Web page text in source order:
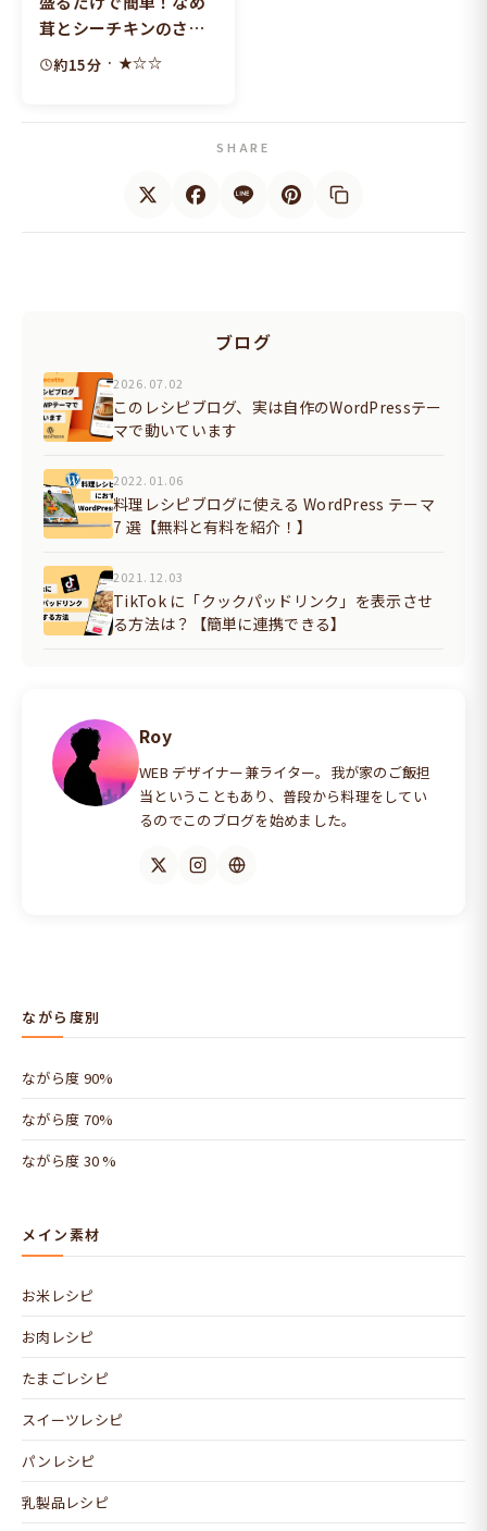
茸とシーチキンのさっ
ぱり和風パスタ
約15分 · ★☆☆
SHARE
ブログ
2026.07.02
このレシピブログ、実は自作のWordPressテー
マで動いています
2022.01.06
料理レシピブログに使える WordPress テーマ
7 選【無料と有料を紹介！】
2021.12.03
TikTok に「クックパッドリンク」を表示させ
る方法は？【簡単に連携できる】
Roy
WEB デザイナー兼ライター。我が家のご飯担
当ということもあり、普段から料理をしてい
るのでこのブログを始めました。
ながら度別
ながら度 90%
ながら度 70%
ながら度 30 %
メイン素材
お米レシピ
お肉レシピ
たまごレシピ
スイーツレシピ
パンレシピ
乳製品レシピ